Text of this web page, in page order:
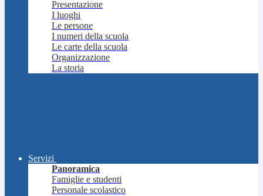
Presentazione
I luoghi
Le persone
I numeri della scuola
Le carte della scuola
Organizzazione
La storia
Servizi
Panoramica
Famiglie e studenti
Personale scolastico